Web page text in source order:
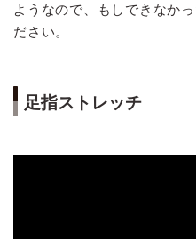
ようなので、もしできなか
ださい。
足指ストレッチ